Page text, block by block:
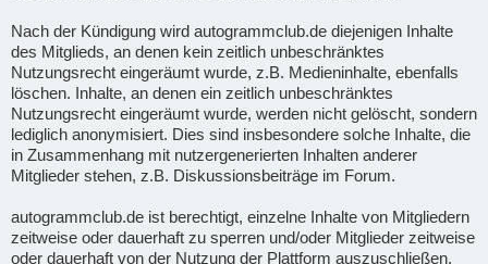
Nach der Kündigung wird autogrammclub.de diejenigen Inhalte
des Mitglieds, an denen kein zeitlich unbeschränktes
Nutzungsrecht eingeräumt wurde, z.B. Medieninhalte, ebenfalls
löschen. Inhalte, an denen ein zeitlich unbeschränktes
Nutzungsrecht eingeräumt wurde, werden nicht gelöscht, sondern
lediglich anonymisiert. Dies sind insbesondere solche Inhalte, die
in Zusammenhang mit nutzergenerierten Inhalten anderer
Mitglieder stehen, z.B. Diskussionsbeiträge im Forum.
autogrammclub.de ist berechtigt, einzelne Inhalte von Mitgliedern
zeitweise oder dauerhaft zu sperren und/oder Mitglieder zeitweise
oder dauerhaft von der Nutzung der Plattform auszuschließen,